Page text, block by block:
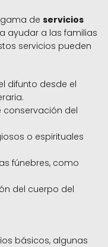
de servicios
ayudar a las familias
servicios pueden
difunto desde el
conservación del
o espirituales
fúnebres, como
del cuerpo del
básicos, algunas